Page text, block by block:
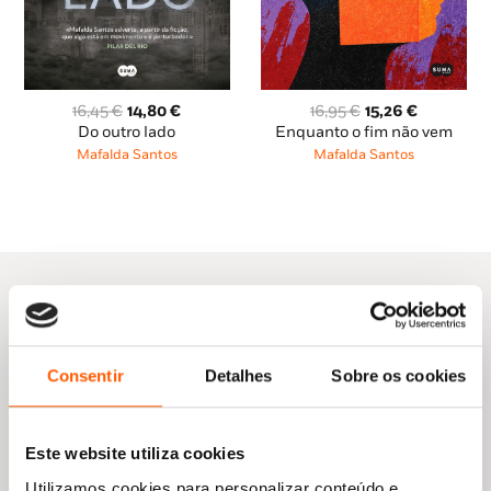
Consentir Detalhes Sobre os cookies
Este website utiliza cookies
16,45€ O
preço
original
14,80€O
Do outro lado
Mafalda Santos
16,95€ O
preço
original
15,26€O
preço
Enquanto o fim não vem
Mafalda Santos
Outras sugestões